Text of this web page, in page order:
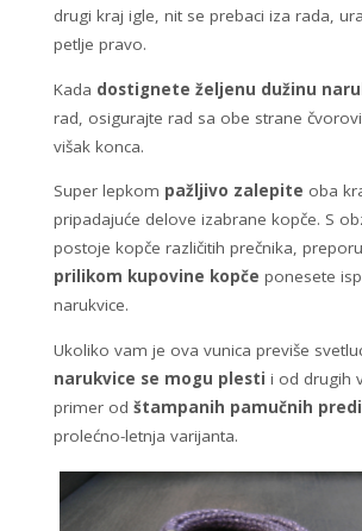
drugi kraj igle, nit se prebaci iza rada,
petlje pravo.
Kada dostignete željenu dužinu
rad, osigurajte rad sa obe strane
višak konca.
Super lepkom pažljivo zalepite oba
pripadajuće delove izabrane kopče. S
postoje kopče različitih prečnika,
prilikom kupovine kopče ponesete
narukvice.
Ukoliko vam je ova vunica previše
narukvice se mogu plesti i od drugih
primer od štampanih pamučnih
prolećno-letnja varijanta.